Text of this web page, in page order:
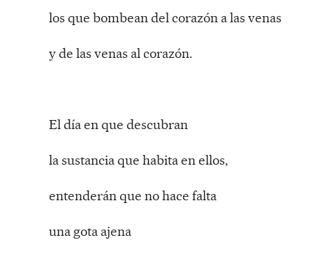
los que bombean del corazón a las venas
y de las venas al corazón.
El día en que descubran
la sustancia que habita en ellos,
entenderán que no hace falta
una gota ajena